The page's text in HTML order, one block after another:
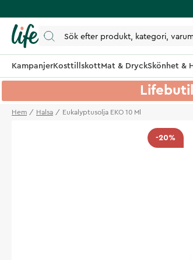
KampanjerKosttillskottMat & DryckSkönhet &
Hem Halsa Eukalyptusolja EKO 10 Ml
-20%